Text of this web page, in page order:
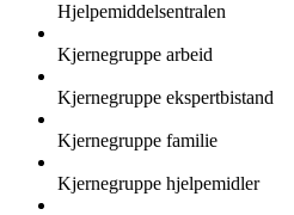
Hjelpemiddelsentralen
Kjernegruppe arbeid
Kjernegruppe ekspertbistand
Kjernegruppe familie
Kjernegruppe hjelpemidler